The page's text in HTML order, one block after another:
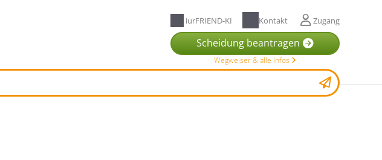
iurFRIEND-KI Kontakt Zugang
Scheidung beantragen
Wegweiser & alle Infos